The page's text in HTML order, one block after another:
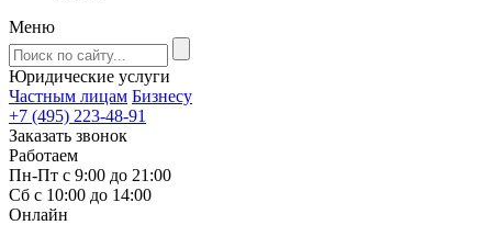
Меню
Юридические услуги
Частным лицам Бизнесу
+7 (495) 223-48-91
Заказать звонок
Работаем
Пн-Пт с 9:00 до 21:00
Сб с 10:00 до 14:00
Онлайн